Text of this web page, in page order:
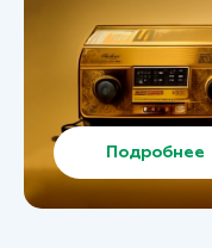
Подробнее